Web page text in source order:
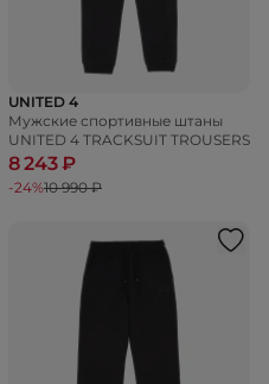
UNITED 4
Мужские спортивные штаны
UNITED 4 TRACKSUIT TROUSERS
8 243 ₽
-24%10 990 ₽